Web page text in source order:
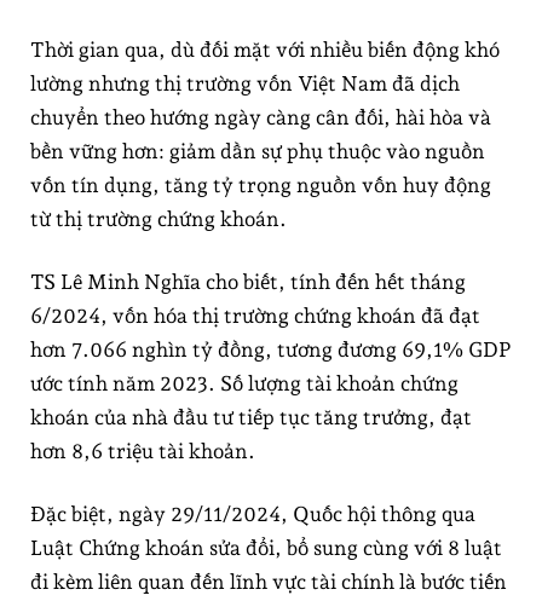
Thời gian qua, dù đối mặt với nhiều biến động khó
lường nhưng thị trường vốn Việt Nam đã dịch
chuyển theo hướng ngày càng cân đối, hài hòa và
bền vững hơn: giảm dần sự phụ thuộc vào nguồn
vốn tín dụng, tăng tỷ trọng nguồn vốn huy động
từ thị trường chứng khoán.
TS Lê Minh Nghĩa cho biết, tính đến hết tháng
6/2024, vốn hóa thị trường chứng khoán đã đạt
hơn 7.066 nghìn tỷ đồng, tương đương 69,1% GDP
ước tính năm 2023. Số lượng tài khoản chứng
khoán của nhà đầu tư tiếp tục tăng trưởng, đạt
hơn 8,6 triệu tài khoản.
Đặc biệt, ngày 29/11/2024, Quốc hội thông qua
Luật Chứng khoán sửa đổi, bổ sung cùng với 8 luật
đi kèm liên quan đến lĩnh vực tài chính là bước tiến